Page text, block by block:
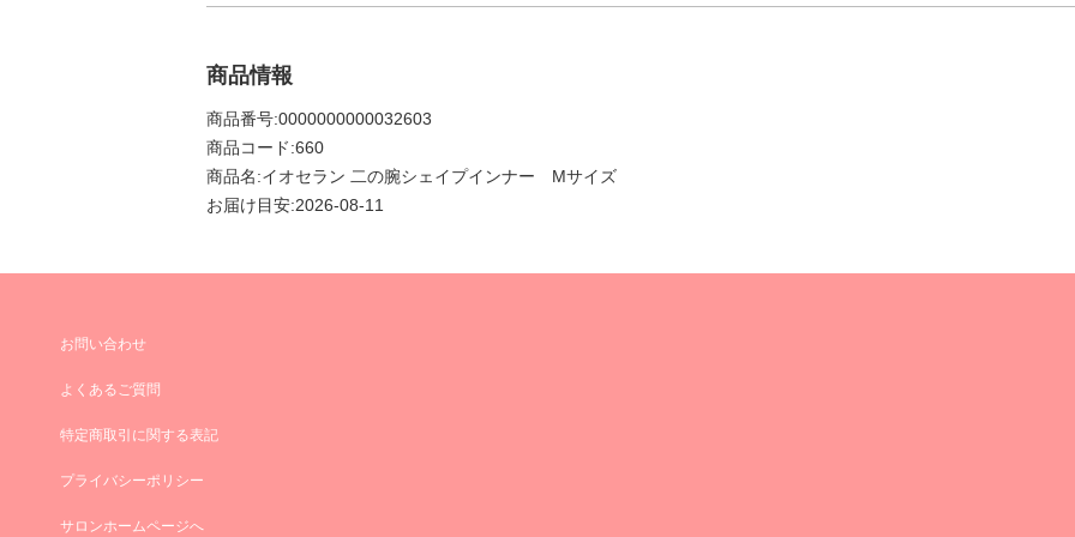
商品情報
商品番号:0000000000032603
商品コード:660
商品名:イオセラン 二の腕シェイプインナー Mサイズ
お届け目安:2026-08-11
お問い合わせ
よくあるご質問
特定商取引に関する表記
プライバシーポリシー
サロンホームページへ